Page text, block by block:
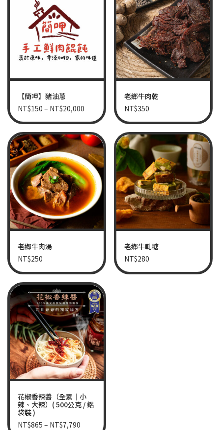
【簡呷】豬油蔥
NT$150 – NT$20,000
老鄉牛肉乾
NT$350
老鄉牛肉湯
NT$250
老鄉牛軋糖
NT$280
花椒香辣醬（全素｜小
辣、大辣）( 500公克 / 鋁
袋裝 )
NT$865 – NT$7,790